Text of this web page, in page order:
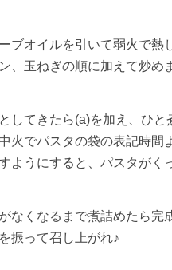
ブオイルを引いて弱火で熱
、玉ねぎの順に加えて炒め
してきたら(a)を加え、ひ
火でパスタの袋の表記時
ようにすると、パスタがく
なくなるまで煮詰めたら
振って召し上がれ♪